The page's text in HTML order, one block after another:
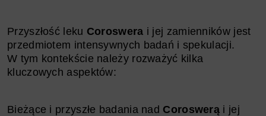
Przyszłość leku Coroswera i jej zamienników jest
przedmiotem intensywnych badań i spekulacji.
W tym kontekście należy rozważyć kilka
kluczowych aspektów:
Bieżące i przyszłe badania nad Coroswerą i jej